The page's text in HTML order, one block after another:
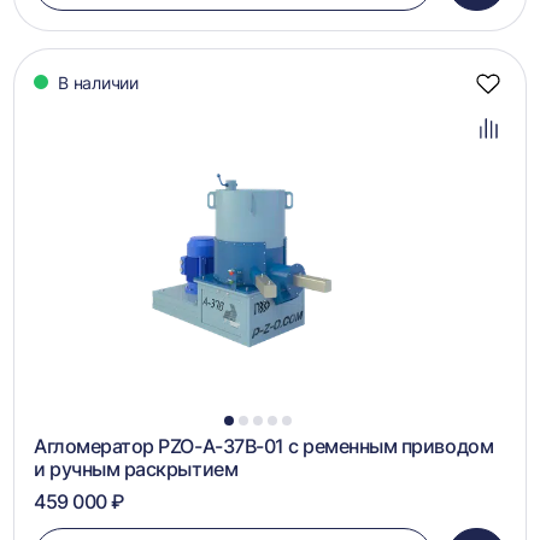
в
В наличии
1 2 3 4 5
Агломератор PZO-А-37B-01 с ременным приводом
и ручным раскрытием
459 000 ₽